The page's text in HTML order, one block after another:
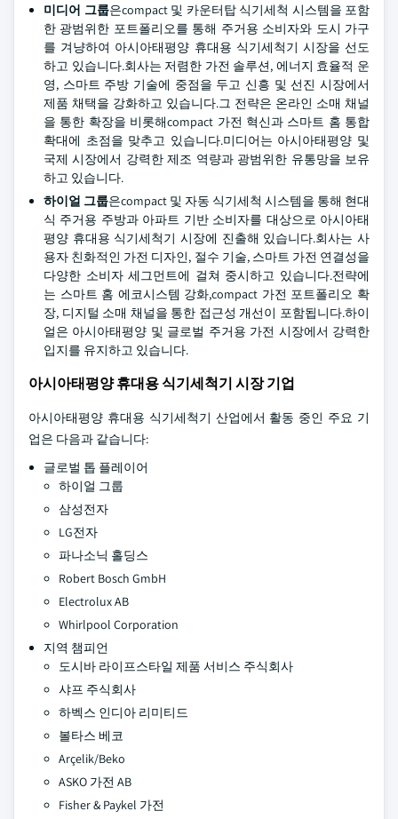
미디어 그룹은compact 및 카운터탑 식기세척 시스템을 포함
한 광범위한 포트폴리오를 통해 주거용 소비자와 도시 가구
를 겨냥하여 아시아태평양 휴대용 식기세척기 시장을 선도
하고 있습니다.회사는 저렴한 가전 솔루션, 에너지 효율적 운
영, 스마트 주방 기술에 중점을 두고 신흥 및 선진 시장에서
제품 채택을 강화하고 있습니다.그 전략은 온라인 소매 채널
을 통한 확장을 비롯해compact 가전 혁신과 스마트 홈 통합
확대에 초점을 맞추고 있습니다.미디어는 아시아태평양 및
국제 시장에서 강력한 제조 역량과 광범위한 유통망을 보유
하고 있습니다.
하이얼 그룹은compact 및 자동 식기세척 시스템을 통해 현대
식 주거용 주방과 아파트 기반 소비자를 대상으로 아시아태
평양 휴대용 식기세척기 시장에 진출해 있습니다.회사는 사
용자 친화적인 가전 디자인, 절수 기술, 스마트 가전 연결성을
다양한 소비자 세그먼트에 걸쳐 중시하고 있습니다.전략에
는 스마트 홈 에코시스템 강화,compact 가전 포트폴리오 확
장, 디지털 소매 채널을 통한 접근성 개선이 포함됩니다.하이
얼은 아시아태평양 및 글로벌 주거용 가전 시장에서 강력한
입지를 유지하고 있습니다.
아시아태평양 휴대용 식기세척기 시장 기업
아시아태평양 휴대용 식기세척기 산업에서 활동 중인 주요 기
업은 다음과 같습니다:
글로벌 톱 플레이어
하이얼 그룹
삼성전자
LG전자
파나소닉 홀딩스
Robert Bosch GmbH
Electrolux AB
Whirlpool Corporation
지역 챔피언
도시바 라이프스타일 제품 서비스 주식회사
샤프 주식회사
하벡스 인디아 리미티드
볼타스 베코
Arçelik/Beko
ASKO 가전 AB
Fisher & Paykel 가전